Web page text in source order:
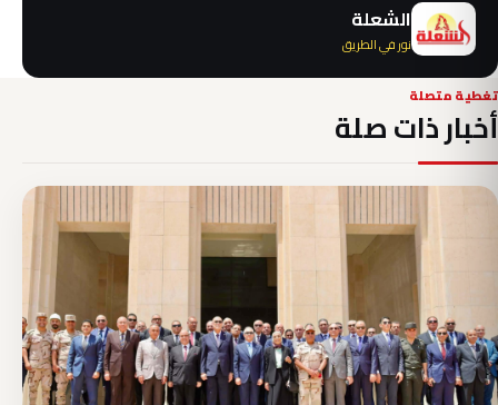
الشعلة
نور في الطريق
تغطية متصلة
أخبار ذات صلة